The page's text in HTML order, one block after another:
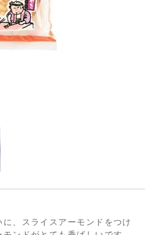
、スライスアーモンドをつけ